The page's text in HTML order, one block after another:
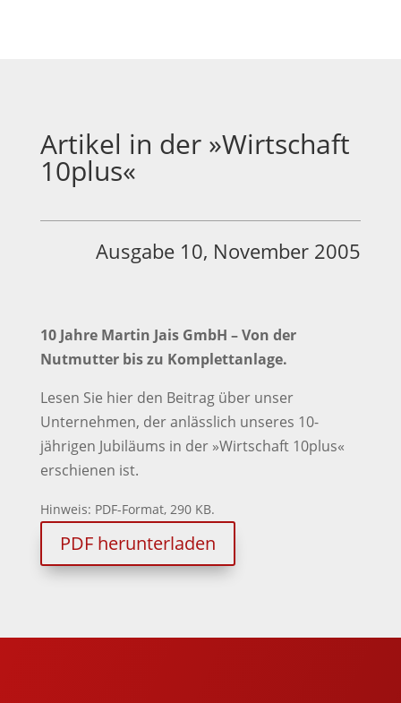
Artikel in der »Wirtschaft
10plus«
Ausgabe 10, November 2005
10 Jahre Martin Jais GmbH – Von der
Nutmutter bis zu Komplettanlage.
Lesen Sie hier den Beitrag über unser
Unternehmen, der anlässlich unseres 10-
jährigen Jubiläums in der »Wirtschaft 10plus«
erschienen ist.
Hinweis: PDF-Format, 290 KB.
PDF herunterladen